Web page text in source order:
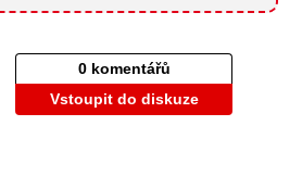
0 komentářů
Vstoupit do diskuze